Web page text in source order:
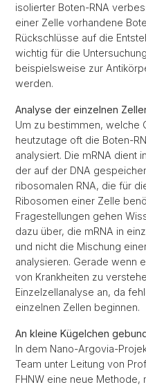
isolierter Boten-RNA
einer Zelle vorhandene
Rückschlüsse auf die
wichtig für die
beispielsweise zur
werden.
Analyse der einzelnen
Um zu bestimmen, welche
heutzutage oft die Boten-
analysiert. Die mRNA dient
der auf der DNA
ribosomalen RNA, die für
Ribosomen einer Zelle
Fragestellungen gehen
dazu über, die mRNA in
und nicht die Mischung
analysieren. Gerade wenn
von Krankheiten zu
Einzelzellanalyse an, da
einzelnen Zellen beginnen.
An kleine Kügelchen
In dem Nano-Argovia-
Team unter Leitung von
FHNW eine neue